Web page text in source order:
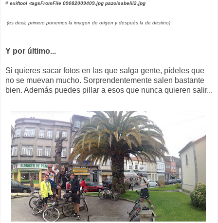
# exiftool -tagsFromFile 09082009409.jpg pazoisabelii2.jpg
(es decir, primero ponemos la imagen de origen y después la de destino)
Y por último...
Si quieres sacar fotos en las que salga gente, pídeles que
no se muevan mucho. Sorprendentemente salen bastante
bien. Además puedes pillar a esos que nunca quieren salir...